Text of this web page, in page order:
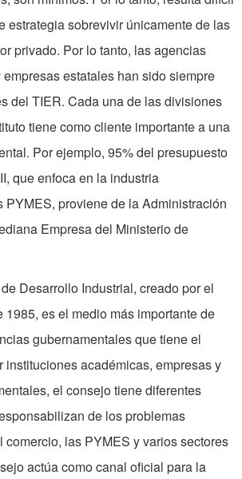
estrategia sobrevivir únicamente de las
privado. Por lo tanto, las agencias
estatales han sido siempre
del TIER. Cada una de las divisiones
tiene como cliente importante a una
Por ejemplo, 95% del presupues­to
que enfoca en la industria
PYMES, proviene de la Administración
Empresa del Ministerio de
Desarrollo Industrial, creado por el
1985, es el medio más importante de
gubernamentales que tiene el
instituciones académicas, empresas y
el consejo tiene diferen­tes
de los problemas
comercio, las PYMES y varios sectores
actúa como canal oficial para la